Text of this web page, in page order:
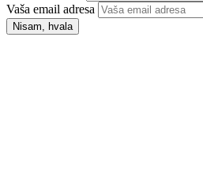
Vaša email adresa
Nisam, hvala